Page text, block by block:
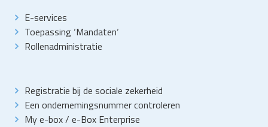
E-services
Toepassing ‘Mandaten‘
Rollenadministratie
Registratie bij de sociale zekerheid
Een ondernemingsnummer controleren
My e-box/ e-Box Enterprise